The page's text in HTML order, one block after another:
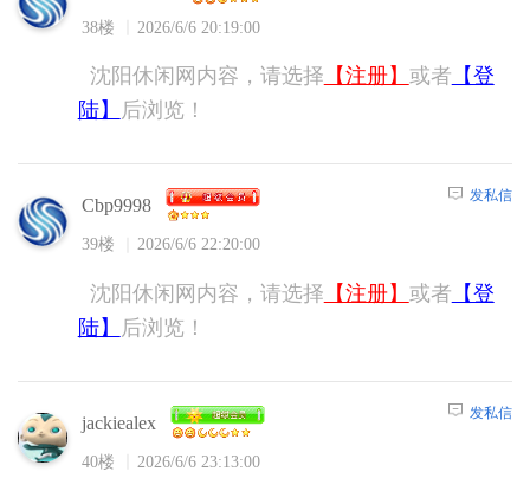
38楼 2026/6/6 20:19:00
沈阳休闲网内容，请选择 【注册】 或者 【登
陆】
后浏览！
Cbp9998
39楼 2026/6/6 22:20:00
发私信
沈阳休闲网内容，请选择 【注册】 或者 【登
陆】
后浏览！
jackiealex
40楼 2026/6/6 23:13:00
发私信